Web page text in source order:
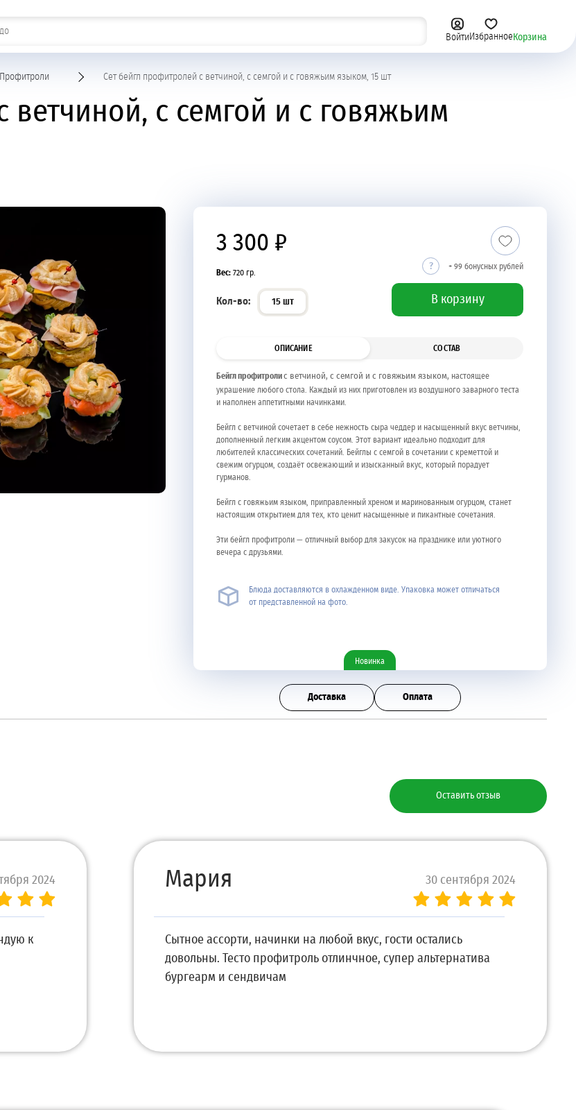
ВойтиИзбранное Корзина
Профитроли Сет бейгл профитролей с ветчиной, с семгой и с говяжьим языком, 15 шт
ветчиной, с семгой и с говяжьим
3 300 ₽
Вес: 720 гр.
Кол-во: 15 шт
+ 99 бонусных рублей
В корзину
ОПИСАНИЕ СОСТАВ
Бейгл профитролис ветчиной, с семгой и с говяжьим языком, настоящее
украшение любого стола. Каждый из них приготовлен из воздушного заварного теста
и наполнен аппетитными начинками.
Бейгл с ветчиной сочетает в себе нежность сыра чеддер и насыщенный вкус ветчины,
дополненный легким акцентом соусом. Этот вариант идеально подходит для
любителей классических сочетаний. Бейглы с семгой в сочетании с креметтой и
свежим огурцом, создаёт освежающий и изысканный вкус, который порадует
гурманов.
Бейгл с говяжьим языком, приправленный хреном и маринованным огурцом, станет
настоящим открытием для тех, кто ценит насыщенные и пикантные сочетания.
Эти бейгл профитроли — отличный выбор для закусок на празднике или уютного
вечера с друзьями.
Блюда доставляются в охлажденном виде. Упаковка может отличаться
от представленной на фото.
Новинка
Доставка Оплата
Оставить отзыв
2024
к
Мария 30 сентября 2024
Сытное ассорти, начинки на любой вкус, гости остались
довольны. Тесто профитроль отлинчное, супер альтернатива
бургеарм и сендвичам